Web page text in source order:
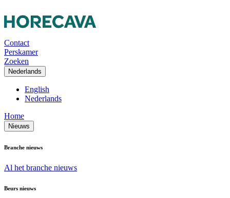
Contact
Perskamer
Zoeken
Nederlands
English
Nederlands
Home
Nieuws
Branche nieuws
Al het branche nieuws
Beurs nieuws